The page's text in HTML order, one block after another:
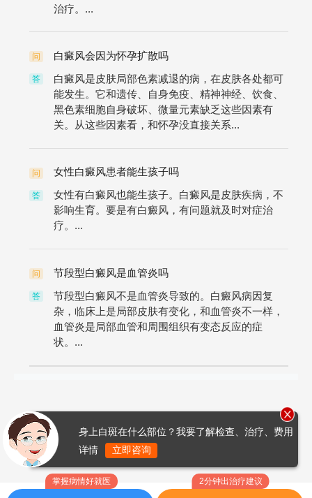
治疗。...
问 白癜风会因为怀孕扩散吗
答
白癜风是皮肤局部色素减退的病，在皮肤各处都可
能发生。它和遗传、自身免疫、精神神经、饮食、
黑色素细胞自身破坏、微量元素缺乏这些因素有
关。从这些因素看，和怀孕没直接关系...
问 女性白癜风患者能生孩子吗
答
女性有白癜风也能生孩子。白癜风是皮肤疾病，不
影响生育。要是有白癜风，有问题就及时对症治
疗。...
问 节段型白癜风是血管炎吗
答
节段型白癜风不是血管炎导致的。白癜风病因复
杂，临床上是局部皮肤有变化，和血管炎不一样，
血管炎是局部血管和周围组织有变态反应的症
状。...
掌握病情好就医 2分钟出治疗建议
身上白斑在什么部位？我要了解检查、治疗、费用
详情
立即咨询